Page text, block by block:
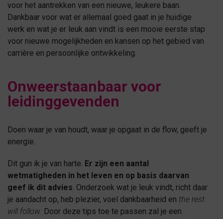
voor het aantrekken van een nieuwe, leukere baan.
Dankbaar voor wat er allemaal goed gaat in je huidige
werk en wat je er leuk aan vindt is een mooie eerste stap
voor nieuwe mogelijkheden en kansen op het gebied van
carrière en persoonlijke ontwikkeling.
Onweerstaanbaar voor
leidinggevenden
Doen waar je van houdt, waar je opgaat in de flow, geeft je
energie.
Dit gun ik je van harte. Er zijn een aantal
wetmatigheden in het leven en op basis daarvan
geef ik dit advies. Onderzoek wat je leuk vindt, richt daar
je aandacht op, heb plezier, voel dankbaarheid en the rest
will follow. Door deze tips toe te passen zal je een